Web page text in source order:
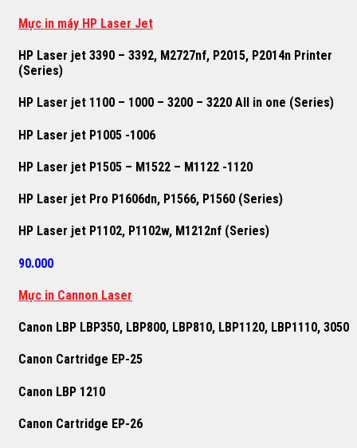
Mực in máy HP Laser Jet
HP Laser jet 3390 – 3392, M2727nf, P2015, P2014n Printer
(Series)
HP Laser jet 1100 – 1000 – 3200 – 3220 All in one (Series)
HP Laser jet P1005 -1006
HP Laser jet P1505 – M1522 – M1122 -1120
HP Laser jet Pro P1606dn, P1566, P1560 (Series)
HP Laser jet P1102, P1102w, M1212nf (Series)
90.000
Mực in Cannon Laser
Canon LBP LBP350, LBP800, LBP810, LBP1120, LBP1110, 3050
Canon Cartridge EP-25
Canon LBP 1210
Canon Cartridge EP-26